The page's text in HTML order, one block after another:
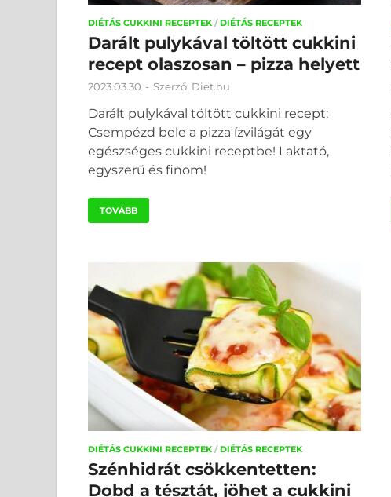
DIÉTÁS CUKKINI RECEPTEK / DIÉTÁS RECEPTEK
Darált pulykával töltött cukkini
recept olaszosan – pizza helyett
2023.03.30 - Szerző: Diet.hu
Darált pulykával töltött cukkini recept:
Csempézd bele a pizza ízvilágát egy
egészséges cukkini receptbe! Laktató,
egyszerű és finom!
TOVÁBB
DIÉTÁS CUKKINI RECEPTEK / DIÉTÁS RECEPTEK
Szénhidrát csökkentetten:
Dobd a tésztát, jöhet a cukkini